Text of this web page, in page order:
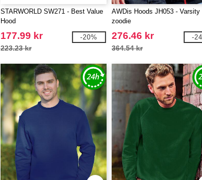
STARWORLD SW271 - Best Value
Hood
177.99 kr
223.23 kr
-20%
AWDis Hoods JH053 - Varsity
zoodie
276.46 kr
364.54 kr
-